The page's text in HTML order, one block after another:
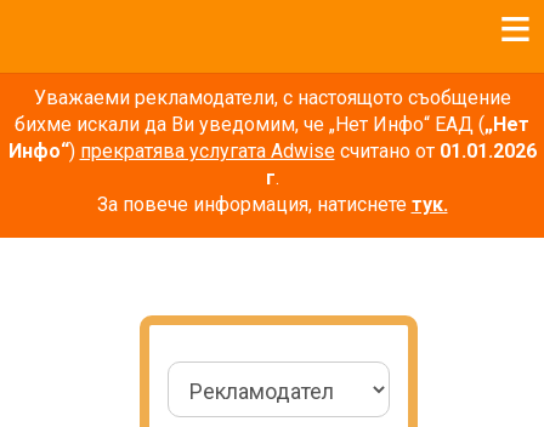
Уважаеми рекламодатели, с настоящото съобщение
бихме искали да Ви уведомим, че „Нет Инфо“ ЕАД („Нет
Инфо“) прекратява услугата Adwiseсчитано от 01.01.2026
г.
За повече информация, натиснете тук.